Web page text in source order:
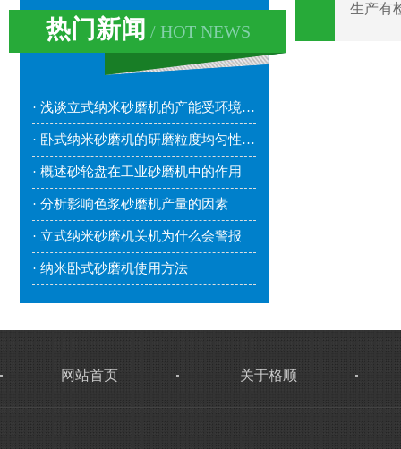
热门新闻 / HOT NEWS
· 浅谈立式纳米砂磨机的产能受环境因素影响吗？
· 卧式纳米砂磨机的研磨粒度均匀性较好
· 概述砂轮盘在工业砂磨机中的作用
· 分析影响色浆砂磨机产量的因素
· 立式纳米砂磨机关机为什么会警报
· 纳米卧式砂磨机使用方法
生产有
网站首页 关于格顺